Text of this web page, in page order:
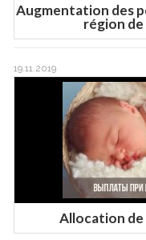
Augmentation des
région
19.11.2019
Allocation de